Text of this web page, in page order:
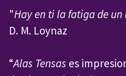
"Hay en ti la fatiga de
D. M. Loynaz
“Alas Tensas es